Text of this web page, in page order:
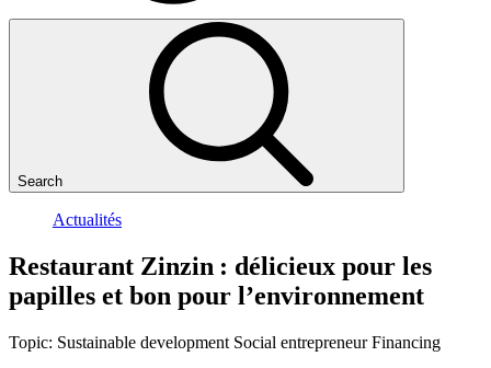
Search
Actualités
Restaurant Zinzin : délicieux pour les
papilles et bon pour l’environnement
Topic: Sustainable development Social entrepreneurFinancing